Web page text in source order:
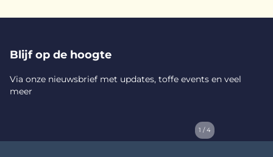
Blijf op de hoogte
Via onze nieuwsbrief met updates, toffe events en veel
meer
1 / 4